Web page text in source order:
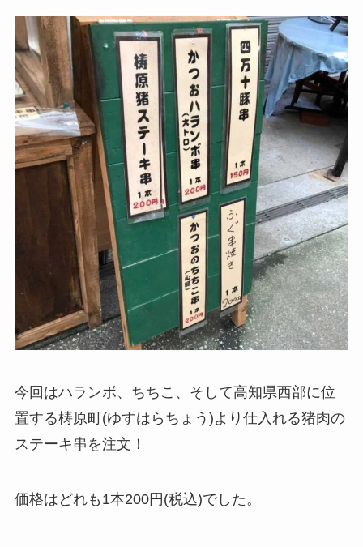
今回はハランボ、ちちこ、そして高知県西部に位
置する梼原町(ゆすはらちょう)より仕入れる猪肉の
ステーキ串を注文！
価格はどれも1本200円(税込)でした。